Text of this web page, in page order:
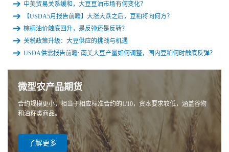
中美贸易关系缓和，大豆豆油市场有何变化？
【USDA5月报告前瞻】大涨大跌之后，豆粕将向何方？
棕榈油价触底回升，是反弹还是反转？
关税政策升级：大豆供应的挑战与机遇
USDA供需报告前瞻: 南美大豆产量如何调整，国内豆粕何时触底反弹？
微型农产品期货
合约规模更小，相当于相应标准合约的1/10，资本要求较低，涵盖谷物
和油籽类商品。
了解更多